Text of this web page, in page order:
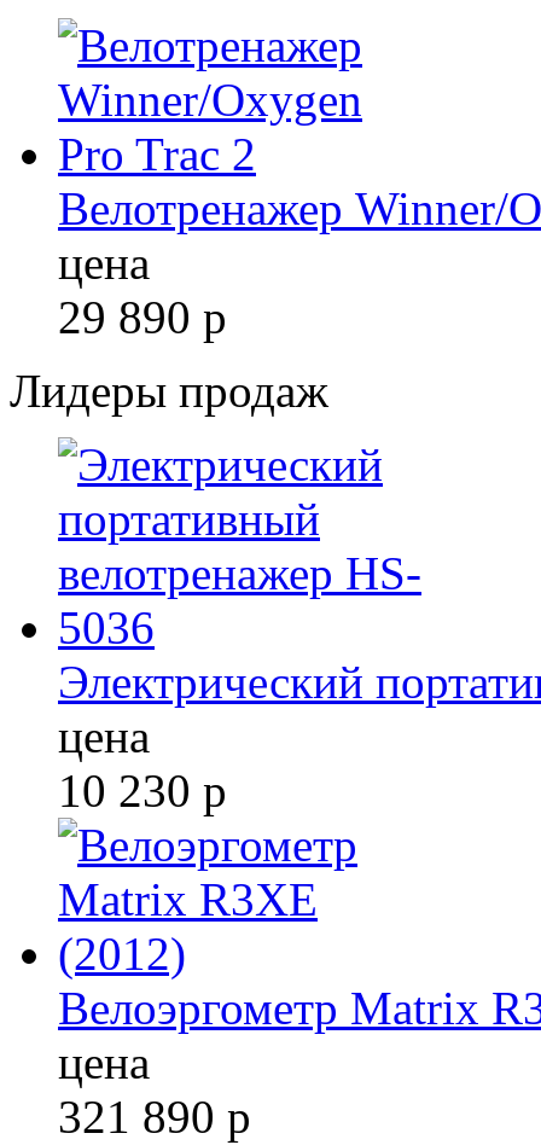
Велотренажер Winner/
цена
29 890 р
Лидеры продаж
Электрический
цена
10 230 р
Велоэргометр Matrix
цена
321 890 р